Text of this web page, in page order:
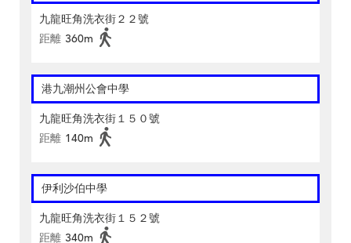
九龍旺角洗衣街２２號
距離 360m
港九潮州公會中學
九龍旺角洗衣街１５０號
距離 140m
伊利沙伯中學
九龍旺角洗衣街１５２號
距離 340m